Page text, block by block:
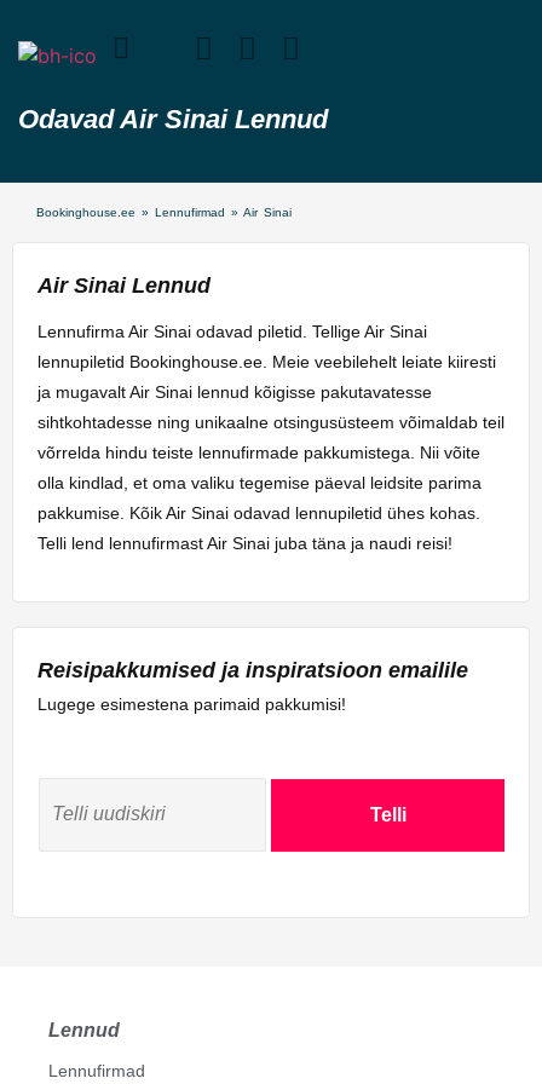
Odavad Air Sinai Lennud
Bookinghouse.ee » Lennufirmad » Air Sinai
Air Sinai Lennud
Lennufirma Air Sinai odavad piletid. Tellige Air Sinai
lennupiletid Bookinghouse.ee. Meie veebilehelt leiate kiiresti
ja mugavalt Air Sinai lennud kõigisse pakutavatesse
sihtkohtadesse ning unikaalne otsingusüsteem võimaldab teil
võrrelda hindu teiste lennufirmade pakkumistega. Nii võite
olla kindlad, et oma valiku tegemise päeval leidsite parima
pakkumise. Kõik Air Sinai odavad lennupiletid ühes kohas.
Telli lend lennufirmast Air Sinai juba täna ja naudi reisi!
Reisipakkumised ja inspiratsioon emailile
Lugege esimestena parimaid pakkumisi!
Telli
Lennud
Lennufirmad